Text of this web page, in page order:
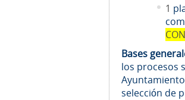
1
Bases
los procesos
selección de